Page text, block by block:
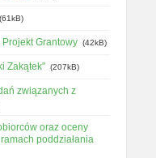
Grantowy (42kB)
Zakątek" (207kB)
związanych z
oraz oceny
poddziałania